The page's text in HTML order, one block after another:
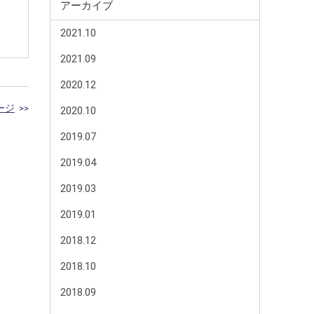
ジ >>
アーカイブ
2021.10
2021.09
2020.12
2020.10
2019.07
2019.04
2019.03
2019.01
2018.12
2018.10
2018.09